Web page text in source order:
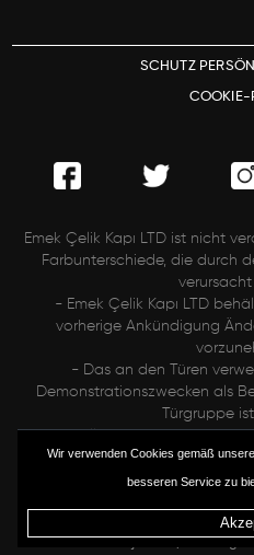
Wir verwenden Cookies gemäß
besseren Service zu
SCHUTZ
COOKIE-
Emek Çelik Kapı LTD ist nicht
Farbunterschiede, die durch
- Emek Çelik Kapı LTD
vorherige Ankündigung
- Das an den Türen
Demonstrationszwecken als
Türgruppe
- Türmodelle und andere Bilder